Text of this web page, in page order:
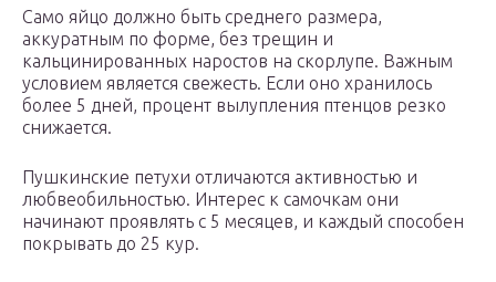
Само яйцо должно быть среднего размера,
аккуратным по форме, без трещин и
кальцинированных наростов на скорлупе. Важным
условием является свежесть. Если оно хранилось
более 5 дней, процент вылупления птенцов резко
снижается.
Пушкинские петухи отличаются активностью и
любвеобильностью. Интерес к самочкам они
начинают проявлять с 5 месяцев, и каждый способен
покрывать до 25 кур.